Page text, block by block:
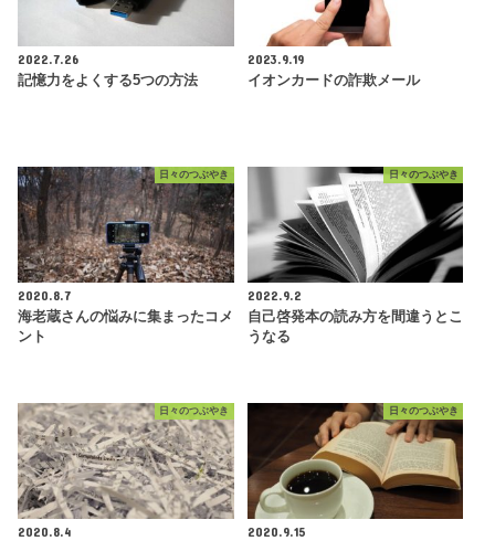
2022.7.26
記憶力をよくする5つの方法
2023.9.19
イオンカードの詐欺メール
日々のつぶやき
2020.8.7
海老蔵さんの悩みに集まったコメ
ント
日々のつぶやき
2022.9.2
自己啓発本の読み方を間違うとこ
うなる
日々のつぶやき
2020.8.4
日々のつぶやき
2020.9.15